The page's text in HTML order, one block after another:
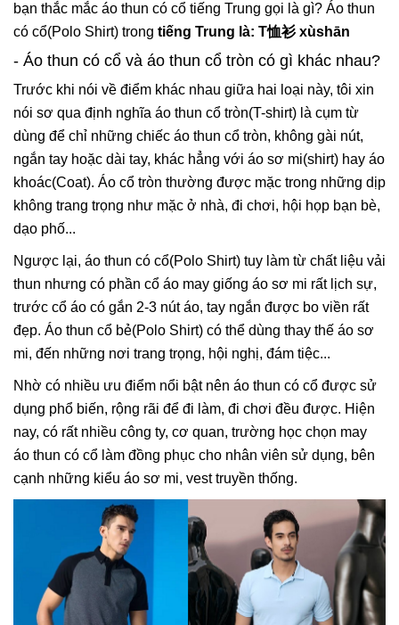
bạn thắc mắc áo thun có cổ tiếng Trung gọi là gì? Áo thun
có cổ(Polo Shirt) trong tiếng Trung là: T恤衫 xùshān
- Áo thun có cổ và áo thun cổ tròn có gì khác nhau?
Trước khi nói về điểm khác nhau giữa hai loại này, tôi xin
nói sơ qua định nghĩa áo thun cổ tròn(T-shirt) là cụm từ
dùng để chỉ những chiếc áo thun cổ tròn, không gài nút,
ngắn tay hoặc dài tay, khác hẳng với áo sơ mi(shirt) hay áo
khoác(Coat). Áo cổ tròn thường được mặc trong những dịp
không trang trọng như mặc ở nhà, đi chơi, hội họp bạn bè,
dạo phố...
Ngược lại, áo thun có cổ(Polo Shirt) tuy làm từ chất liệu vải
thun nhưng có phần cổ áo may giống áo sơ mi rất lịch sự,
trước cổ áo có gắn 2-3 nút áo, tay ngắn được bo viền rất
đẹp. Áo thun cổ bẻ(Polo Shirt) có thể dùng thay thế áo sơ
mi, đến những nơi trang trọng, hội nghị, đám tiệc...
Nhờ có nhiều ưu điểm nổi bật nên áo thun có cổ được sử
dụng phổ biến, rộng rãi để đi làm, đi chơi đều được. Hiện
nay, có rất nhiều công ty, cơ quan, trường học chọn may
áo thun có cổ làm đồng phục cho nhân viên sử dụng, bên
cạnh những kiểu áo sơ mi, vest truyền thống.